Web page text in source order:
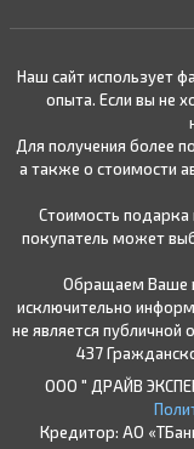
Наш сайт использует
опыта. Если вы не
Для получения более
а также о стоимости
Стоимость подарка
покупатель может
Обращаем Ваше
исключительно
не является
437
ООО " ДРАЙВ
Кредитор: АО